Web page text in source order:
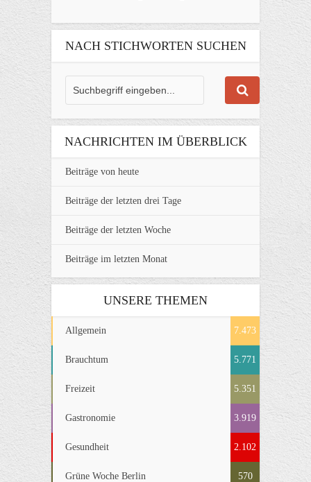
NACH STICHWORTEN SUCHEN
NACHRICHTEN IM ÜBERBLICK
Beiträge von heute
Beiträge der letzten drei Tage
Beiträge der letzten Woche
Beiträge im letzten Monat
UNSERE THEMEN
Allgemein 7.473
Brauchtum 5.771
Freizeit 5.351
Gastronomie 3.919
Gesundheit 2.102
Grüne Woche Berlin 570